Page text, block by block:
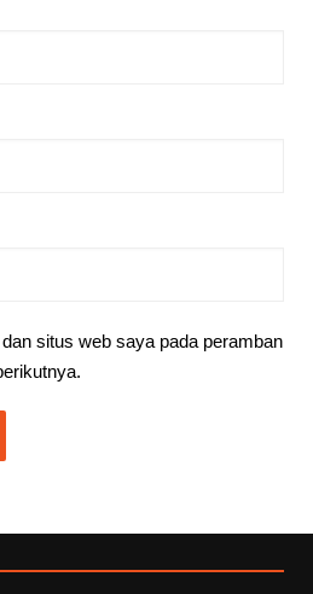
situs web saya pada peramban